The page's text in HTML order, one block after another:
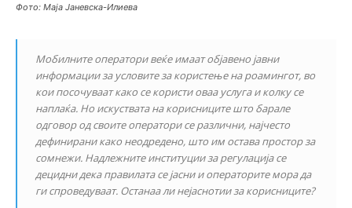
Фото: Маја Јаневска-Илиева
Мобилните оператори веќе имаат објавено јавни
информации за условите за користење на роамингот, во
кои посочуваат како се користи оваа услуга и колку се
наплаќа. Но искуствата на корисниците што барале
одговор од своите оператори се различни, најчесто
дефинирани како неодредено, што им остава простор за
сомнежи. Надлежните институции за регулација се
децидни дека правилата се јасни и операторите мора да
ги спроведуваат. Останаа ли нејаснотии за корисниците?